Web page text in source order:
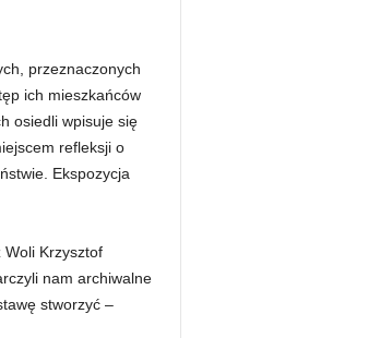
przeznaczonych
ich mieszkańców
osiedli wpisuje się
refleksji o
Ekspozycja
Woli Krzysztof
nam archiwalne
stworzyć –